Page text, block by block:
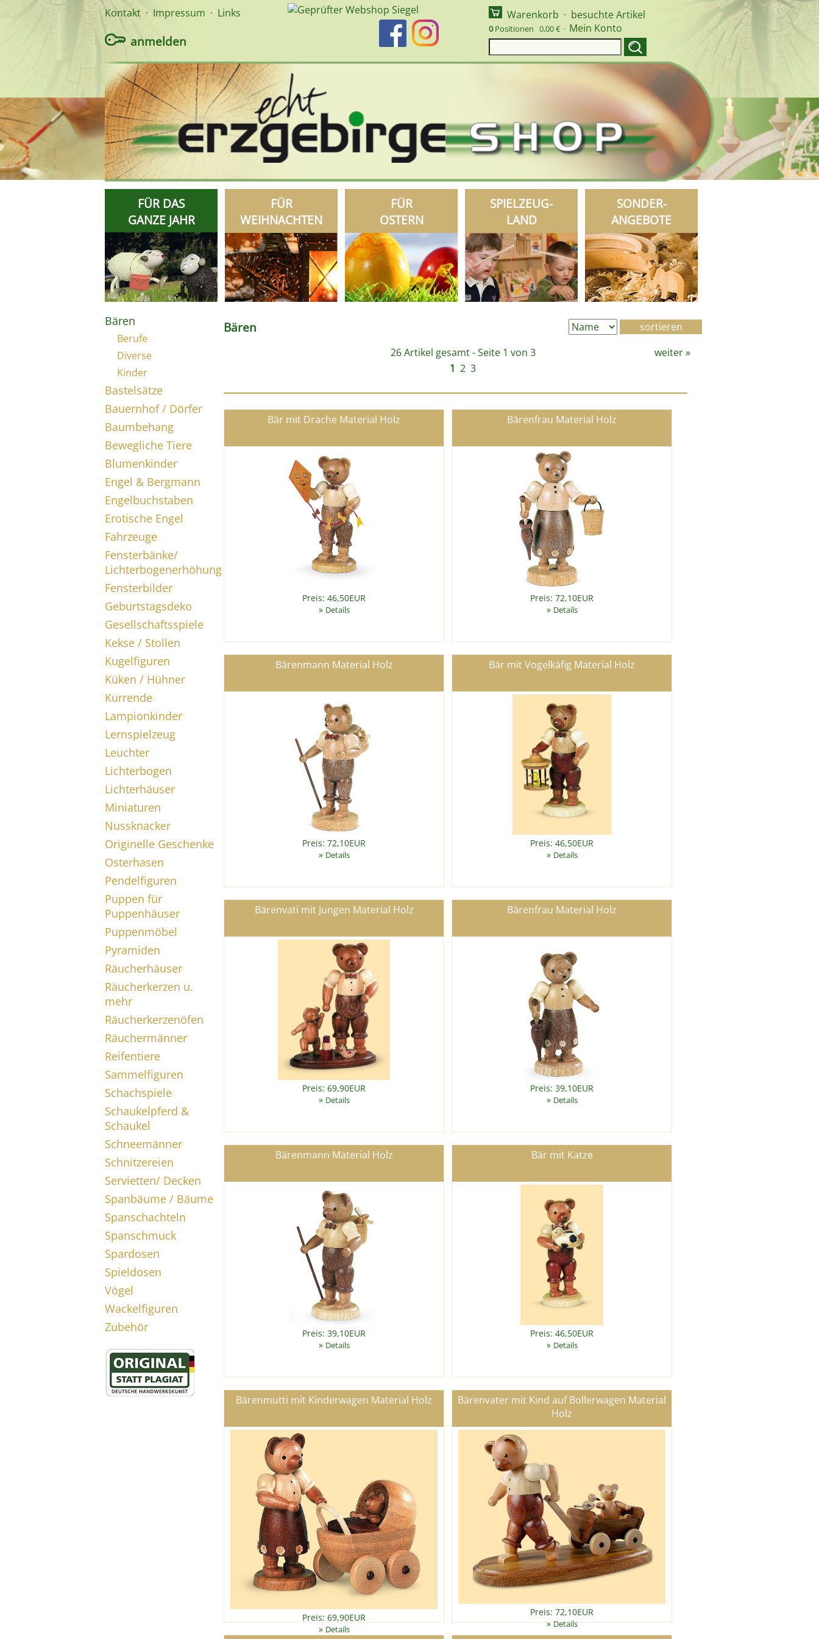
Kontakt · Impressum · Links
anmelden
Warenkorb · besuchte Artikel
0Positionen 0,00 € · Mein Konto
FÜR DAS
GANZE JAHR
FÜR
WEIHNACHTEN
FÜR
OSTERN
SPIELZEUG-
LAND
SONDER-
ANGEBOTE
Bären
Berufe
Diverse
Kinder
Bastelsätze
Bauernhof / Dörfer
Baumbehang
Bewegliche Tiere
Blumenkinder
Engel & Bergmann
Engelbuchstaben
Erotische Engel
Fahrzeuge
Fensterbänke/
Lichterbogenerhöhung
Fensterbilder
Geburtstagsdeko
Gesellschaftsspiele
Kekse / Stollen
Kugelfiguren
Küken / Hühner
Kurrende
Lampionkinder
Lernspielzeug
Leuchter
Lichterbogen
Lichterhäuser
Miniaturen
Nussknacker
Originelle Geschenke
Osterhasen
Pendelfiguren
Puppen für
Puppenhäuser
Puppenmöbel
Pyramiden
Räucherhäuser
Räucherkerzen u.
mehr
Räucherkerzenöfen
Räuchermänner
Reifentiere
Sammelfiguren
Schachspiele
Schaukelpferd &
Schaukel
Schneemänner
Schnitzereien
Servietten/ Decken
Spanbäume / Bäume
Spanschachteln
Spanschmuck
Spardosen
Spieldosen
Vögel
Wackelfiguren
Zubehör
Bären
26 Artikel gesamt - Seite 1 von 3 weiter»
1 2 3
Bär mit Drache Material Holz
Preis: 46,50EUR
» Details
Bärenfrau Material Holz
Preis: 72,10EUR
» Details
Bärenmann Material Holz
Preis: 72,10EUR
» Details
Bär mit Vogelkäfig Material Holz
Preis: 46,50EUR
» Details
Bärenvati mit Jungen Material Holz
Preis: 69,90EUR
» Details
Bärenfrau Material Holz
Preis: 39,10EUR
» Details
Bärenmann Material Holz
Preis: 39,10EUR
» Details
Bär mit Katze
Preis: 46,50EUR
» Details
Bärenmutti mit Kinderwagen Material Holz
Preis: 69,90EUR
» Details
Bärenvater mit Kind auf Bollerwagen Material
Holz
Preis: 72,10EUR
»Details